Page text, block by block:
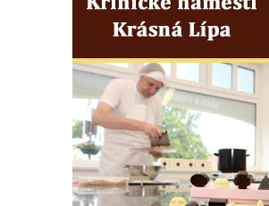
Pamětní deska Josefa Hloucha na
biskupské rezidenci v Českých
Socha žáby u rybníčku na Náměstí v
Kamenném Újezdě
Pamětní kámen družebních obcí Kamenný
Újezd a Krauchthal v parku na Náměstí v
Kamenném Újezdě